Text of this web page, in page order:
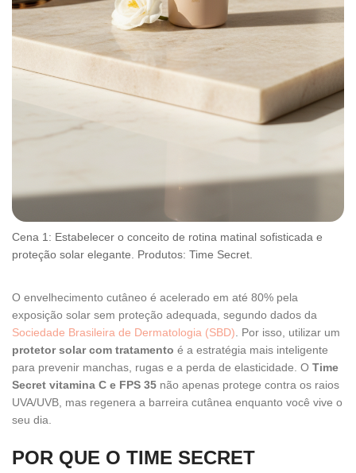
Cena 1: Estabelecer o conceito de rotina matinal sofisticada e
proteção solar elegante. Produtos: Time Secret.
O envelhecimento cutâneo é acelerado em até 80% pela
exposição solar sem proteção adequada, segundo dados da
Sociedade Brasileira de Dermatologia (SBD). Por isso, utilizar um
protetor solar com tratamento é a estratégia mais inteligente
para prevenir manchas, rugas e a perda de elasticidade. O Time
Secret vitamina C e FPS 35 não apenas protege contra os raios
UVA/UVB, mas regenera a barreira cutânea enquanto você vive o
seu dia.
POR QUE O TIME SECRET